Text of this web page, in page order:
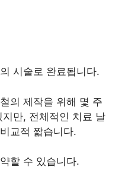
시술로 완료됩니다.
의 제작을 위해 몇 주
만, 전체적인 치료 날
교적 짧습니다.
할 수 있습니다.